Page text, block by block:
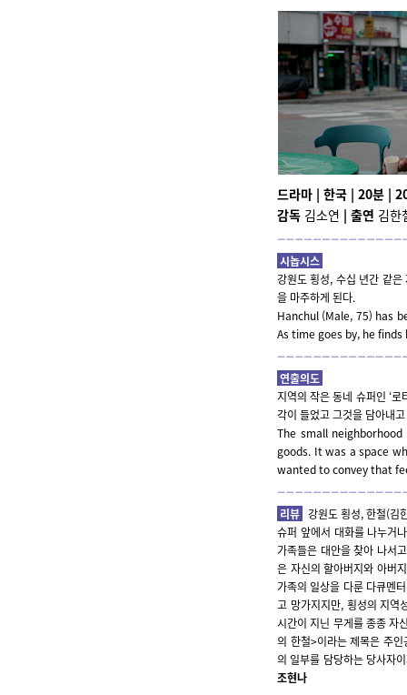
드라마 | 한국 | 20분 |
감독 김소연 | 출연 김한
시놉시스
강원도 횡성, 수십 년간 같
을 마주하게 된다.
Hanchul (Male, 75) has
As time goes by, he
연출의도
지역의 작은 동네 슈퍼인 ‘
각이 들었고 그것을 담아내
The small
goods. It was a space
wanted to convey that
리뷰 강원도 횡성, 한철(김
슈퍼 앞에서 대화를 나누거
가족들은 대안을 찾아 나서
은 자신의 할아버지와 아버
가족의 일상을 다룬 다큐멘
고 망가지지만, 횡성의 지역
시간이 지닌 무게를 종종 자
의 한철>이라는 제목은 주
의 일부를 담당하는 당사자
조현나